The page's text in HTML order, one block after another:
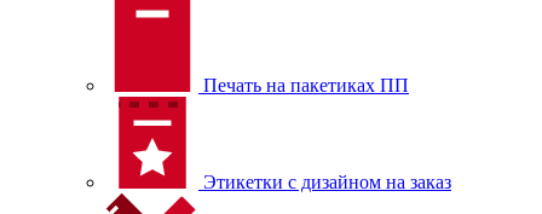
Печать на пакетиках ПП
Этикетки с дизайном на заказ